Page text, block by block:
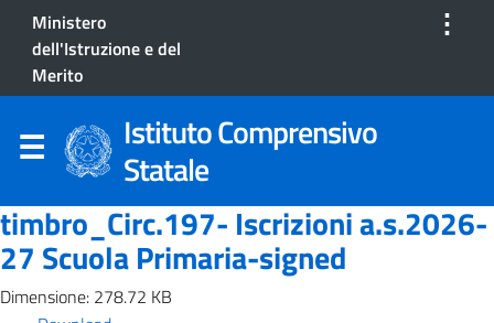
Ministero
dell'Istruzione e del
Merito
⋮
Istituto Comprensivo
Statale
timbro_Circ.197- Iscrizioni a.s.2026-
27 Scuola Primaria-signed
Dimensione: 278.72 KB